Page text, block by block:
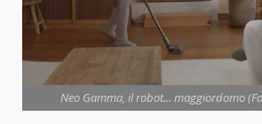
Neo Gamma, il robot... maggiordomo